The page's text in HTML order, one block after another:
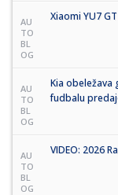
AU
TO
BL
OG
Xiaomi YU7
AU
TO
BL
OG
Kia obeležava
fudbalu
AU
TO
BL
OG
VIDEO: 2026